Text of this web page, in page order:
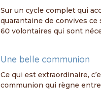
Sur un cycle complet qui
quarantaine de convives ce
60 volontaires qui sont
Une belle communion
Ce qui est extraordinaire,
communion qui règne